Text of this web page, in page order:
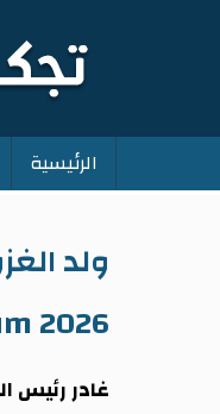
Main
الرئيسية
2026"
غادر رئيس